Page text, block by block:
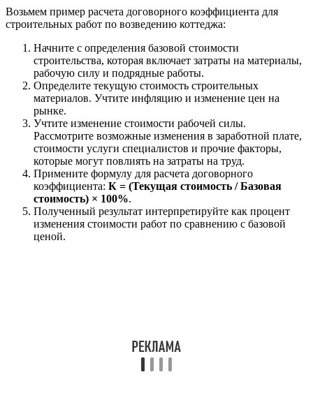
Возьмем пример расчета договорного коэффициента для
строительных работ по возведению коттеджа:
Начните с определения базовой стоимости
строительства, которая включает затраты на материалы,
рабочую силу и подрядные работы.
Определите текущую стоимость строительных
материалов. Учтите инфляцию и изменение цен на
рынке.
Учтите изменение стоимости рабочей силы.
Рассмотрите возможные изменения в заработной плате,
стоимости услуги специалистов и прочие факторы,
которые могут повлиять на затраты на труд.
Примените формулу для расчета договорного
коэффициента: К = (Текущая стоимость / Базовая
стоимость) × 100%.
Полученный результат интерпретируйте как процент
изменения стоимости работ по сравнению с базовой
ценой.